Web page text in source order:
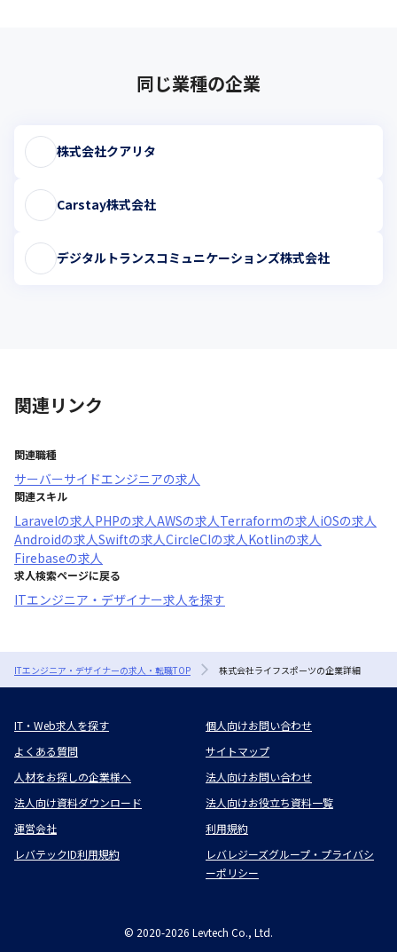
同じ業種の企業
株式会社クアリタ
Carstay株式会社
デジタルトランスコミュニケーションズ株式会社
関連リンク
関連職種
サーバーサイドエンジニアの求人
関連スキル
Laravelの求人 PHPの求人AWSの求人 Terraformの求人 iOSの求人
Androidの求人Swiftの求人CircleCIの求人 Kotlinの求人
Firebaseの求人
求人検索ページに戻る
ITエンジニア・デザイナー求人を探す
ITエンジニア・デザイナーの求人・転職TOP 株式会社ライフスポーツの企業詳細
IT・Web求人を探す
個人向けお問い合わせ
よくある質問
サイトマップ
人材をお探しの企業様へ
法人向けお問い合わせ
法人向け資料ダウンロード
法人向けお役立ち資料一覧
運営会社
利用規約
レバテックID利用規約
レバレジーズグループ・プライバシ
ーポリシー
© 2020-2026 Levtech Co., Ltd.